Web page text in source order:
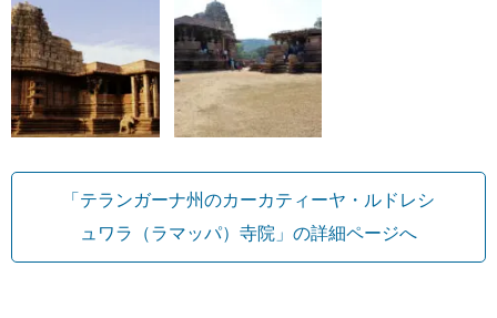
「テランガーナ州のカーカティーヤ・ルドレシ
ュワラ（ラマッパ）寺院」の詳細ページへ